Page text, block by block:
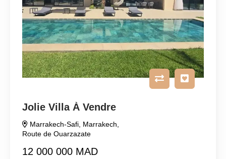
Jolie Villa À Vendre
Marrakech-Safi Marrakech
Route de Ouarzazate
12 000 000 MAD